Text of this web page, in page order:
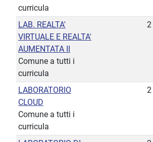
curricula
LAB. REALTA'
VIRTUALE E REALTA'
AUMENTATA II
Comune a tutti i
curricula
2
LABORATORIO
CLOUD
Comune a tutti i
curricula
2